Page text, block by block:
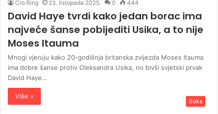
Cro Ring 23. listopada 2025. 0 444
David Haye tvrdi kako jedan borac ima
najveće šanse pobijediti Usika, a to nije
Moses Itauma
Mnogi vjeruju kako 20-godišnja britanska zvijezda Moses Itauma
ima dobre šanse protiv Oleksandra Usika, no bivši svjetski prvak
David Haye…
Više »
Boks